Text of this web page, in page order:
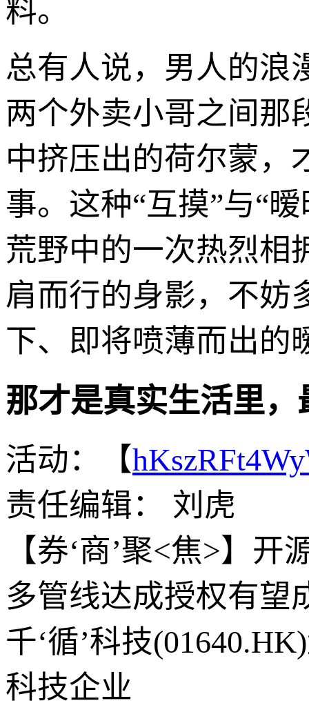
料。
总有人说，男人的浪
两个外卖小哥之间那
中挤压出的荷尔蒙，
事。这种“互摸”与“
荒野中的一次热烈相
肩而行的身影，不妨
下、即将喷薄而出的
那才是真实生活里
活动：【
责任编辑： 刘虎
【券‘商’聚<焦>】
多管线达成授权有望
千‘循’科技
科技企业